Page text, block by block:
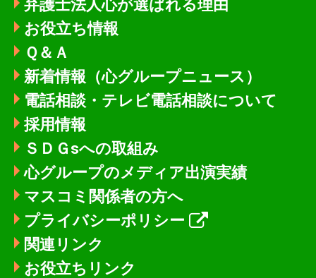
弁護士法人心が選ばれる理由
お役立ち情報
Ｑ＆Ａ
新着情報 （心グループニュース）
電話相談・テレビ電話相談について
採用情報
ＳＤＧsへの取組み
心グループのメディア出演実績
マスコミ関係者の方へ
プライバシーポリシー
関連リンク
お役立ちリンク